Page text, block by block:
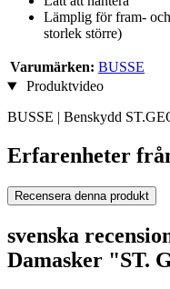
Lämplig för fram-
storlek större)
Varumärken: BUSSE
Produktvideo
BUSSE | Benskydd
Erfarenheter
Recensera denna produkt
svenska
Damasker "ST.